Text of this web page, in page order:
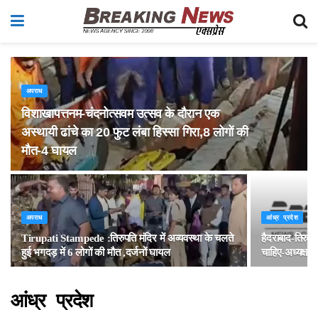
अपराध
विशाखापत्तनम-चंदनोत्सवम उत्सव के दौरान एक
अस्थायी ढांचे का 20 फुट लंबा हिस्सा गिरा,8 लोगों की
मौत-4 घायल
अपराध
Tirupati Stampede :तिरुपति मंदिर में अव्यवस्था के चलते
हुई भगदड़ में 6 लोगों की मौत ,दर्जनों घायल
आंध्र प्रदेश
हैदराबाद-
चाहिए-अध्यक्ष
आंध्र प्रदेश